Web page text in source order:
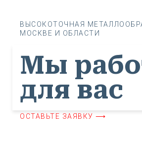
ВЫСОКОТОЧНАЯ
МОСКВЕ И ОБЛАСТИ
Мы
для вас
ОСТАВЬТЕ ЗАЯВКУ ⟶